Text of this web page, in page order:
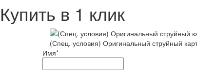
Купить в 1 клик
(Спец. условия) Оригинальный струйный
Имя*